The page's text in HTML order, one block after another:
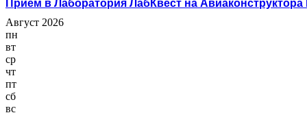
Прием в Лаборатория ЛабКвест на
Август 2026
пн
вт
ср
чт
пт
сб
вс